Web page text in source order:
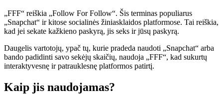
„FFF“ reiškia „Follow For Follow“. Šis terminas populiarus
„Snapchat“ ir kitose socialinės žiniasklaidos platformose. Tai reiškia,
kad jei sekate kažkieno paskyrą, jis seks ir jūsų paskyrą.
Daugelis vartotojų, ypač tų, kurie pradeda naudoti „Snapchat“ arba
bando padidinti savo sekėjų skaičių, naudoja „FFF“, kad sukurtų
interaktyvesnę ir patrauklesnę platformos patirtį.
Kaip jis naudojamas?